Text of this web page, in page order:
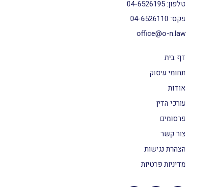
דף בית
תחומי עיסוק
אודות
עורכי הדין
פרסומים
צור קשר
הצהרת נגישות
מדיניות פרטיות
טלפון:04-6526195
פקס: 04-6526110
office@o-n.law